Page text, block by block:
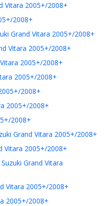
Vitara 2005+/2008+
2008+
Grand Vitara 2005+/2008+
Vitara 2005+/2008+
2005+/2008+
2005+/2008+
2008+
2005+/2008+
2008+
Grand Vitara 2005+/2008+
Vitara 2005+/2008+
Grand Vitara
Vitara 2005+/2008+
2005+/2008+